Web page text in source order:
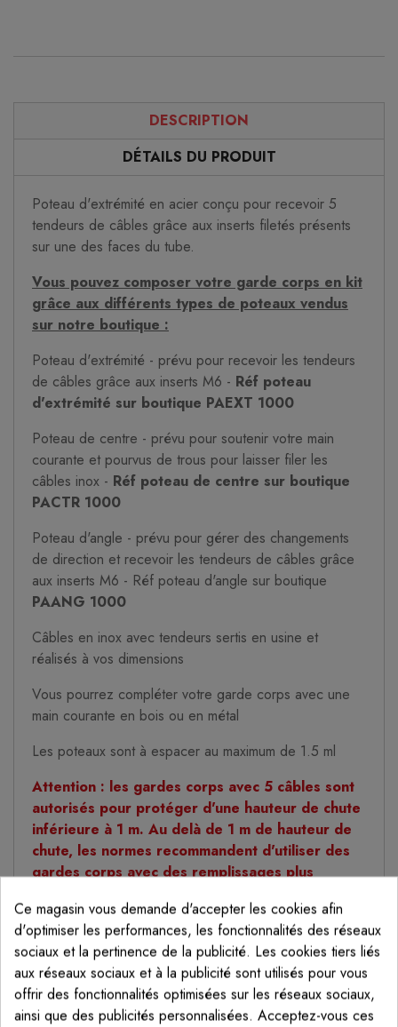
DESCRIPTION
DÉTAILS DU PRODUIT
Poteau d'extrémité en acier conçu pour recevoir 5
tendeurs de câbles grâce aux inserts filetés présents
sur une des faces du tube.
Vous pouvez composer votre garde corps en kit
grâce aux différents types de poteaux vendus
sur notre boutique :
Poteau d'extrémité - prévu pour recevoir les tendeurs
de câbles grâce aux inserts M6 - Réf poteau
d'extrémité sur boutique PAEXT 1000
Poteau de centre - prévu pour soutenir votre main
courante et pourvus de trous pour laisser filer les
câbles inox - Réf poteau de centre sur boutique
PACTR 1000
Poteau d'angle - prévu pour gérer des changements
de direction et recevoir les tendeurs de câbles grâce
aux inserts M6 - Réf poteau d'angle sur boutique
PAANG 1000
Câbles en inox avec tendeurs sertis en usine et
réalisés à vos dimensions
Vous pourrez compléter votre garde corps avec une
main courante en bois ou en métal
Les poteaux sont à espacer au maximum de 1.5 ml
Attention : les gardes corps avec 5 câbles sont
autorisés pour protéger d'une hauteur de chute
inférieure à 1 m. Au delà de 1 m de hauteur de
chute, les normes recommandent d'utiliser des
gardes corps avec des remplissages plus
Caractéristiques :
Hauteur du poteau : 1011 mm (1.011 m)
5 inserts avec taraudage M6 pour fixer vos tendeurs
Ce magasin vous demande d'accepter les cookies afin
d'optimiser les performances, les fonctionnalités des réseaux
sociaux et la pertinence de la publicité. Les cookies tiers liés
aux réseaux sociaux et à la publicité sont utilisés pour vous
offrir des fonctionnalités optimisées sur les réseaux sociaux,
ainsi que des publicités personnalisées. Acceptez-vous ces